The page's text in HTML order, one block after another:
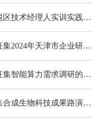
• 【报名通知】关于举办天津港保税区技术经理人实训实践（第二期）活动的通知
• 【申报通知】关于转发市科技局征集2024年天津市企业研发投入后补助项目的通知
• 【征集通知】天津港保税区关于征集智能算力需求调研的通知
• 【征集通知】关于面向全社会征集合成生物科技成果路演项目的通知